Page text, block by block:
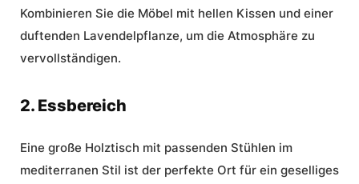
Kombinieren Sie die Möbel mit hellen Kissen und einer
duftenden Lavendelpflanze, um die Atmosphäre zu
vervollständigen.
2. Essbereich
Eine große Holztisch mit passenden Stühlen im
mediterranen Stil ist der perfekte Ort für ein geselliges